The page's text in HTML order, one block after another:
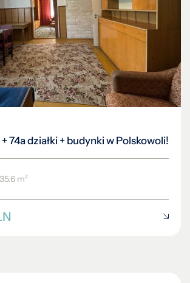
74a działki + budynki w Polskowoli!
m²